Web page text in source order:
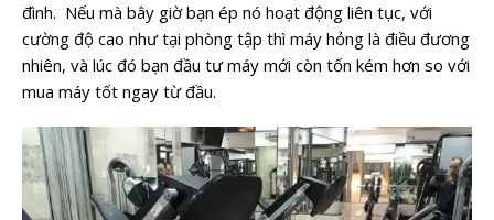
đình. Nếu mà bây giờ bạn ép nó hoạt động liên tục, với
cường độ cao như tại phòng tập thì máy hỏng là điều đương
nhiên, và lúc đó bạn đầu tư máy mới còn tốn kém hơn so với
mua máy tốt ngay từ đầu.